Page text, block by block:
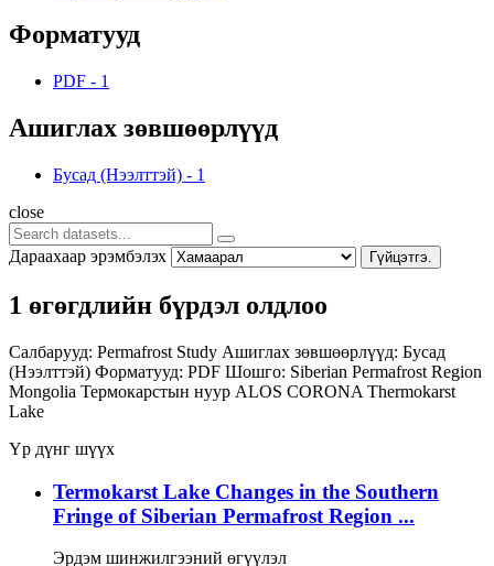
Форматууд
PDF - 1
Ашиглах зөвшөөрлүүд
Бусад (Нээлттэй) - 1
close
Дараахаар эрэмбэлэх Гүйцэтгэ.
1 өгөгдлийн бүрдэл олдлоо
Салбарууд: Permafrost Study Ашиглах зөвшөөрлүүд: Бусад
(Нээлттэй) Форматууд: PDF Шошго: Siberian Permafrost Region
Mongolia Термокарстын нуур ALOS CORONA Thermokarst
Lake
Үр дүнг шүүх
Termokarst Lake Changes in the Southern
Fringe of Siberian Permafrost Region ...
Эрдэм шинжилгээний өгүүлэл